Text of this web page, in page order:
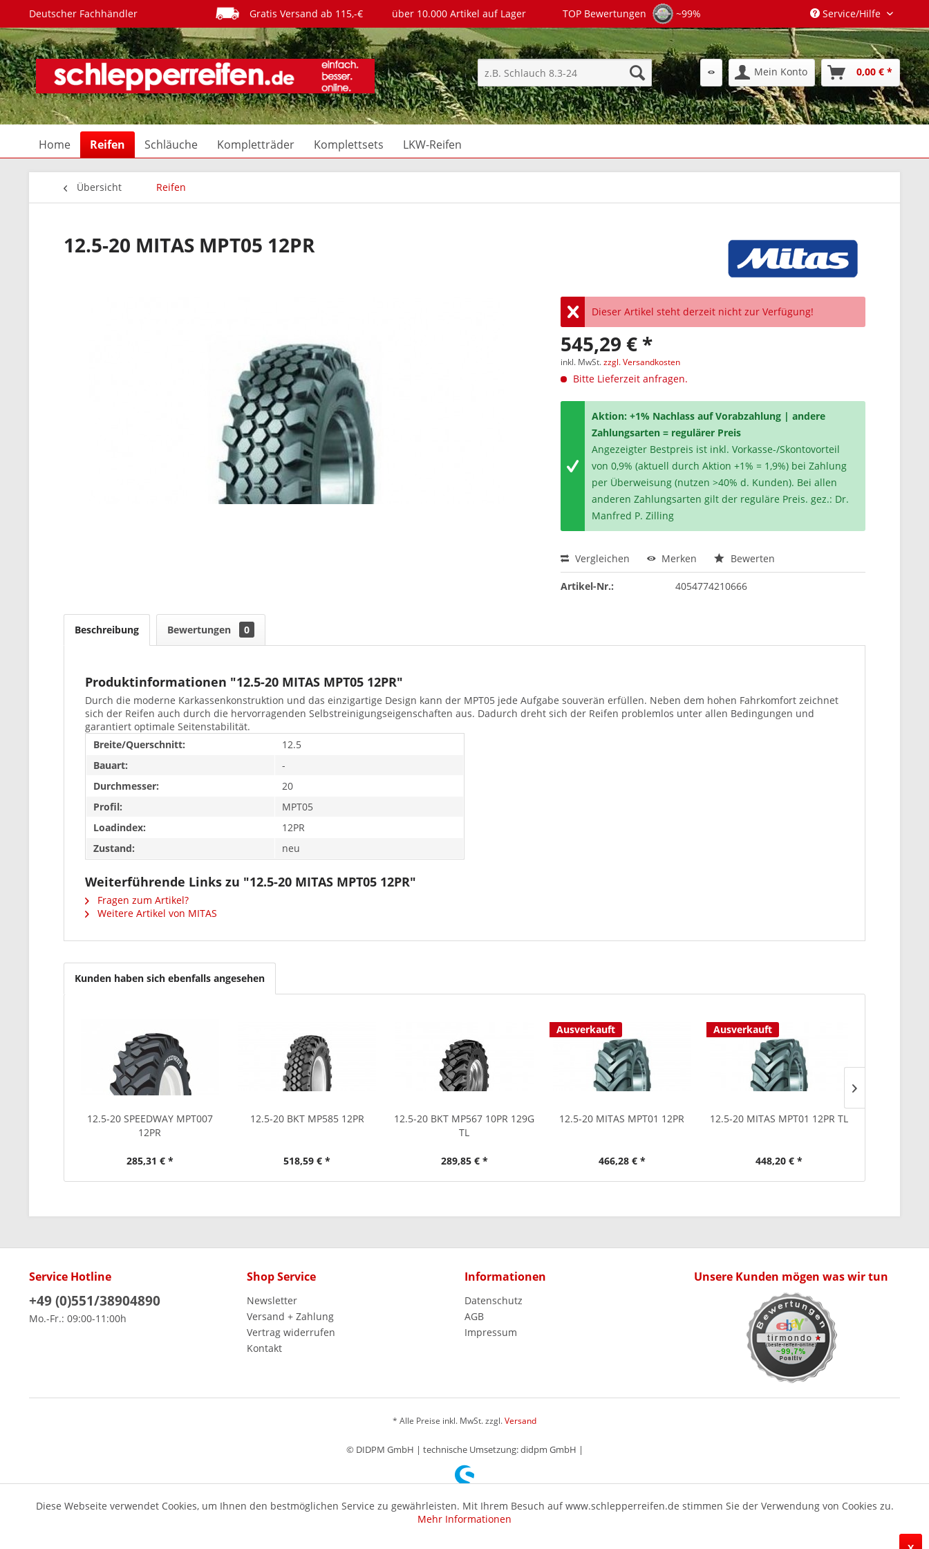
Deutscher Fachhändler Gratis Versand ab 115,-€ über 10.000 Artikel auf Lager TOP Bewertungen ~99% Service/Hilfe
Mein Konto 0,00 € *
Home Reifen Schläuche Kompletträder Komplettsets LKW-Reifen
Übersicht Reifen
12.5-20 MITAS MPT05 12PR
Dieser Artikel steht derzeit nicht zur Verfügung!
545,29 € *
inkl. MwSt.zzgl. Versandkosten
Bitte Lieferzeit anfragen.
Aktion: +1% Nachlass auf Vorabzahlung | andere
Zahlungsarten = regulärer Preis
Angezeigter Bestpreis ist inkl. Vorkasse-/Skontovorteil
von 0,9% (aktuell durch Aktion +1% = 1,9%) bei Zahlung
per Überweisung (nutzen >40% d. Kunden). Bei allen
anderen Zahlungsarten gilt der reguläre Preis. gez.: Dr.
Manfred P. Zilling
Vergleichen Merken Bewerten
Artikel-Nr.: 4054774210666
Beschreibung Bewertungen 0
Produktinformationen "12.5-20 MITAS MPT05 12PR"
Durch die moderne Karkassenkonstruktion und das einzigartige Design kann der MPT05 jede Aufgabe souverän erfüllen. Neben dem hohen Fahrkomfort zeichnet
sich der Reifen auch durch die hervorragenden Selbstreinigungseigenschaften aus. Dadurch dreht sich der Reifen problemlos unter allen Bedingungen und
garantiert optimale Seitenstabilität.
Breite/Querschnitt:
12.5
Bauart:
-
Durchmesser:
20
Profil:
MPT05
Loadindex:
12PR
Zustand:
neu
Weiterführende Links zu "12.5-20 MITAS MPT05 12PR"
Fragen zum Artikel?
Weitere Artikel von MITAS
Kunden haben sich ebenfalls angesehen
12.5-20 SPEEDWAY MPT007
12PR
285,31 € *
12.5-20 BKT MP585 12PR
518,59 € *
12.5-20 BKT MP567 10PR 129G
TL
289,85 € *
Ausverkauft
12.5-20 MITAS MPT01 12PR
466,28 € *
Ausverkauft
12.5-20 MITAS MPT01 12PR TL
448,20 € *
Service Hotline
+49 (0)551/38904890
Mo.-Fr.: 09:00-11:00h
Shop Service
Newsletter
Versand + Zahlung
Vertrag widerrufen
Kontakt
Informationen
Datenschutz
AGB
Impressum
Unsere Kunden mögen was wir tun
* Alle Preise inkl. MwSt. zzgl.Versand
© DIDPM GmbH | technische Umsetzung: didpm GmbH |
Diese Webseite verwendet Cookies, um Ihnen den bestmöglichen Service zu gewährleisten. Mit Ihrem Besuch auf www.schlepperreifen.de stimmen Sie der Verwendung von Cookies zu.
Mehr Informationen